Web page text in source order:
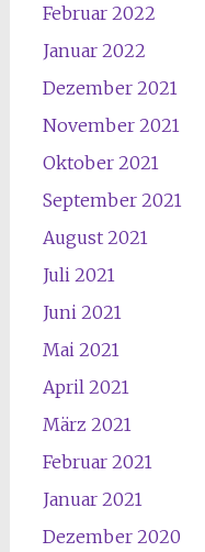
Februar 2022
Januar 2022
Dezember 2021
November 2021
Oktober 2021
September 2021
August 2021
Juli 2021
Juni 2021
Mai 2021
April 2021
März 2021
Februar 2021
Januar 2021
Dezember 2020